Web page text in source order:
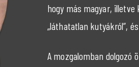
hogy más magyar,
„láthatatlan kutyákról”,
A mozgalomban